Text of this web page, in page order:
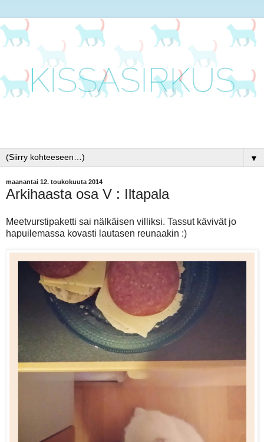
▼
maanantai 12. toukokuuta 2014
Arkihaasta osa V : Iltapala
Meetvurstipaketti sai nälkäisen villiksi. Tassut kävivät jo
hapuilemassa kovasti lautasen reunaakin :)